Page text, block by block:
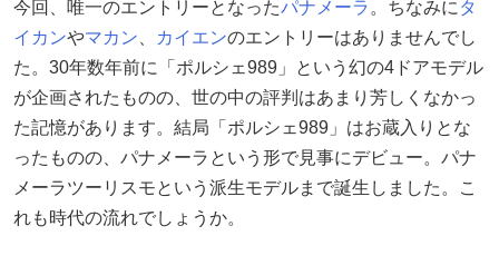
今回、唯一のエントリーとなったパナメーラ 。ちなみに タ
イカンやマカン カイエンのエントリーはありませんでし
た。30年数年前に「ポルシェ989」という幻の4ドアモデル
が企画されたものの、世の中の評判はあまり芳しくなかっ
た記憶があります。結局「ポルシェ989」はお蔵入りとな
ったものの、パナメーラという形で見事にデビュー。パナ
メーラツーリスモという派生モデルまで誕生しました。こ
れも時代の流れでしょうか。